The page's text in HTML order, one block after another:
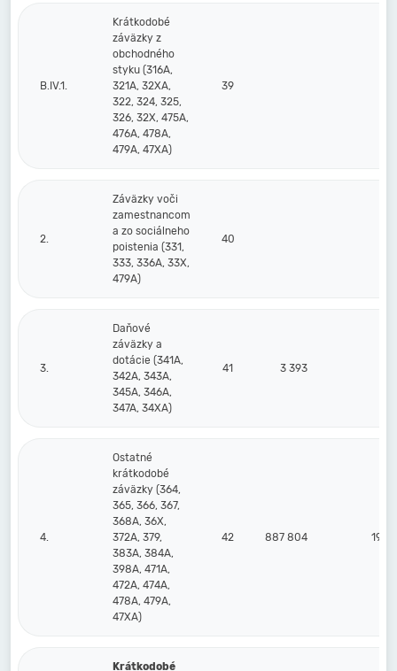
B.IV.1.
Krátkodobé
záväzky z
obchodného
styku (316A,
321A, 32XA,
322, 324, 325,
326, 32X, 475A,
476A, 478A,
479A, 47XA)
39
2.
Záväzky voči
zamestnancom
a zo sociálneho
poistenia (331,
333, 336A, 33X,
479A)
40
3.
Daňové
záväzky a
dotácie (341A,
342A, 343A,
345A, 346A,
347A, 34XA)
41 3 393
4.
Ostatné
krátkodobé
záväzky (364,
365, 366, 367,
368A, 36X,
372A, 379,
383A, 384A,
398A, 471A,
472A, 474A,
478A, 479A,
47XA)
42 887 804 195
Krátkodobé